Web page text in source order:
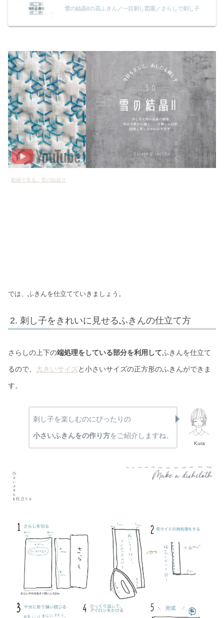
雪の結晶IIの花ふきん／一目刺し図案／さらしで刺し子
動画で見る、雪の結晶Ⅱ
では、ふきんを仕立てていきましょう。
刺し子をきれいに見せるふきんの仕立て方
さらしの上下の端処理をしている部分を利用してふきんを仕立て
るので、 大きいサイズと小さいサイズの正方形のふきんができま
す。
Kura
刺し子を楽しむのにぴったりの
小さいふきんをの作り方をご紹介しますね。